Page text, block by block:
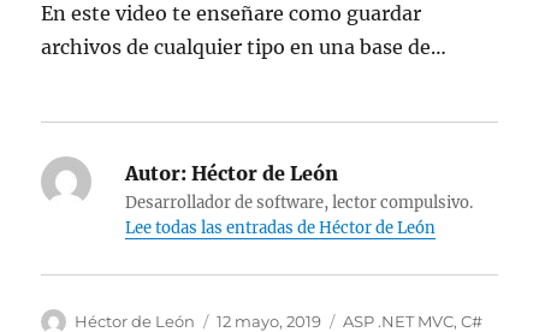
En este video te enseñare como guardar
archivos de cualquier tipo en una base de…
Autor: Héctor de León
Desarrollador de software, lector compulsivo.
Lee todas las entradas de Héctor de León
Autor
Héctor de León
Publicado
12 mayo, 2019 Categorías
ASP .NET MVC,C#